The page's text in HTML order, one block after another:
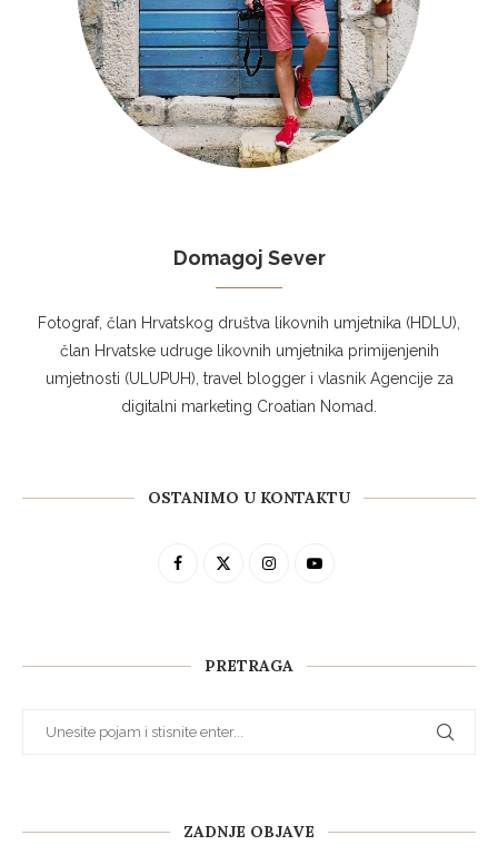
Domagoj Sever
Fotograf, član Hrvatskog društva likovnih umjetnika (HDLU),
član Hrvatske udruge likovnih umjetnika primijenjenih
umjetnosti (ULUPUH), travel blogger i vlasnik Agencije za
digitalni marketing Croatian Nomad.
OSTANIMO U KONTAKTU
PRETRAGA
ZADNJE OBJAVE